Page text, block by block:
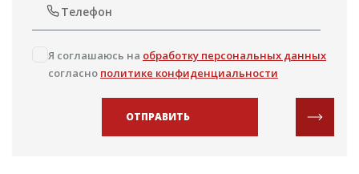
Я соглашаюсь на обработку персональных данных
согласно политике конфиденциальности
ОТПРАВИТЬ